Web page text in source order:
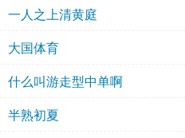
一人之上清黄庭
大国体育
什么叫游走型中单啊
半熟初夏